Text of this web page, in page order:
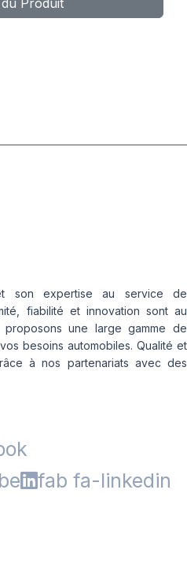
Produit
son expertise au service de
fiabilité et innovation sont au
une large gamme de
besoins automobiles. Qualité et
à nos partenariats avec des
fab fa-linkedin